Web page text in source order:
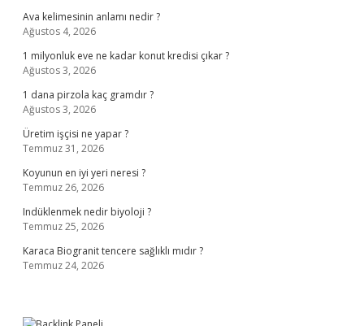
Ava kelimesinin anlamı nedir ?
Ağustos 4, 2026
1 milyonluk eve ne kadar konut kredisi çıkar ?
Ağustos 3, 2026
1 dana pirzola kaç gramdır ?
Ağustos 3, 2026
Üretim işçisi ne yapar ?
Temmuz 31, 2026
Koyunun en iyi yeri neresi ?
Temmuz 26, 2026
Indüklenmek nedir biyoloji ?
Temmuz 25, 2026
Karaca Biogranit tencere sağlıklı mıdır ?
Temmuz 24, 2026